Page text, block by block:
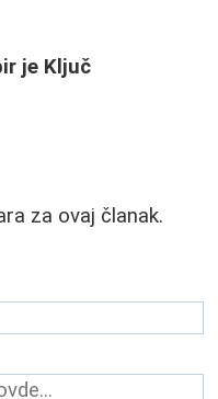
je Ključ
za ovaj članak.